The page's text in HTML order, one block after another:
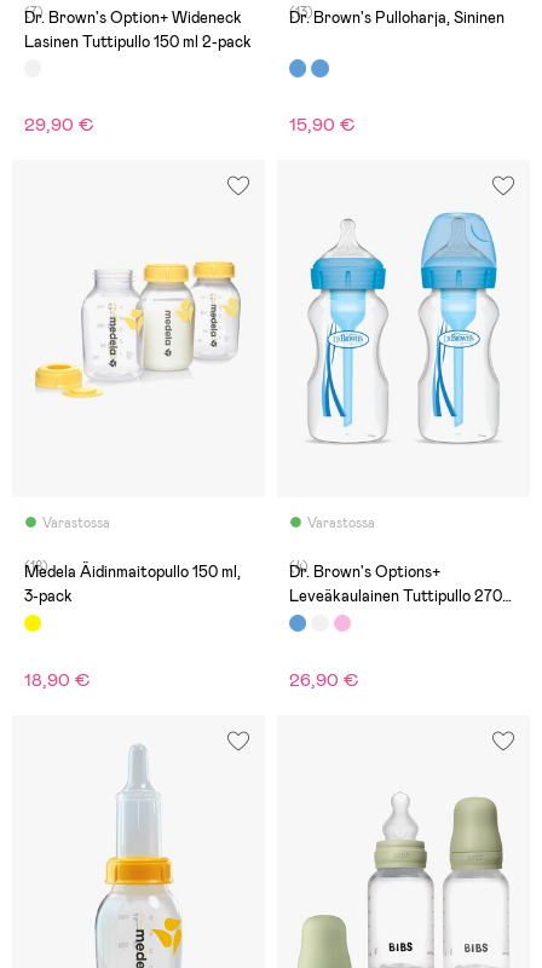
(7)
Dr. Brown's Option+ Wideneck
Lasinen Tuttipullo 150 ml 2-pack
29,90 €
(13)
Dr. Brown's Pulloharja, Sininen
15,90 €
Varastossa
(18)
Medela Äidinmaitopullo 150 ml,
3-pack
18,90 €
Varastossa
(4)
Dr. Brown's Options+
Leveäkaulainen Tuttipullo 270
ml 2-pack, Sininen
26,90 €